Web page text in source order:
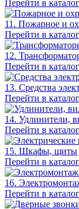
Перейти в каталог
11. Пожарное и
Перейти в каталог
12.
Перейти в каталог
13. Средства
Перейти в каталог
14. Удлинители,
Перейти в каталог
15. Шкафы, щиты
Перейти в каталог
16.
Перейти в каталог